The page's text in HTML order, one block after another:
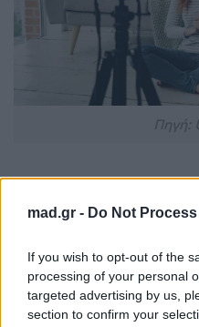
mad.gr - Do Not
If you wish to opt-out of the
processing of your personal
targeted advertising by us,
section to confirm your
Οι φωτογραφίες τύπου
τύχης, αλλά
φως, η απλότητα και η
δημιουργήσεις εικόνες
και σύγχρονες σε κάθε